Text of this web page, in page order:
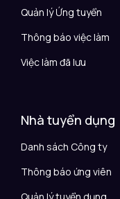
Quản lý Ứng tuyển
Thông báo việc làm
Việc làm đã lưu
Nhà tuyển dụng
Danh sách Công ty
Thông báo ứng viên